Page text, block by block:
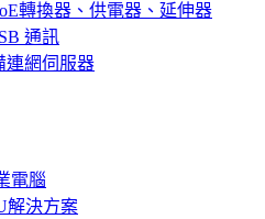
轉換器、供電器、延伸器
通訊
連網伺服器
電腦
解決方案